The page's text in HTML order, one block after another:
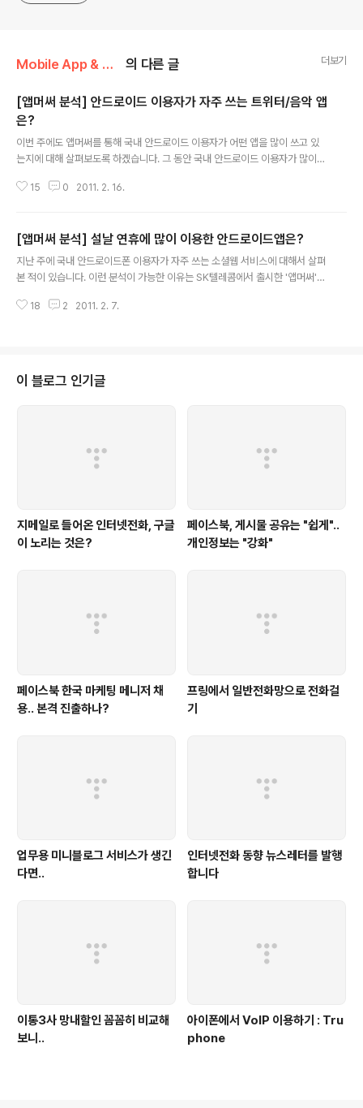
Mobile App & Web 의 다른 글 더보기
[앱머써 분석] 안드로이드 이용자가 자주 쓰는 트위터/음악 앱
은?
이번 주에도 앱머써를 통해 국내 안드로이드 이용자가 어떤 앱을 많이 쓰고 있
는지에 대해 살펴보도록 하겠습니다. 그 동안 국내 안드로이드 이용자가 많이
니다. 일단 얼마나 많은 분들이 앱머써를 이용하는지 살펴볼까요? 현재까지 8
이용할수록 국내 이용자가 어떤 안드로이드앱을 많이 이용하는지에 대한 신뢰
도가 높아집니다. [앱머써 앱 다운로드받기] 지난 주에 많이 이용한 안드로이드
앱은? 지난 주 이용순위를 살펴보면 상위 100위 안에 든 앱의 순위 변동이 거의
15 0 2011. 2. 16.
[앱머써 분석] 설날 연휴에 많이 이용한 안드로이드앱은?
지난 주에 국내 안드로이드폰 이용자가 자주 쓰는 소셜웹 서비스에 대해서 살펴
본 적이 있습니다. 이런 분석이 가능한 이유는 SK텔레콤에서 출시한 '앱머써'
변화가 있었을까요? 지난 번에 전해드렸듯이 앱머써를 다운로드받은 이용자가
명이었으니 한 주 동안 13,000명이 넘는 분이 다운로드를 하셨네요. 하루 평균
2,000다운로드씩 늘어나고 있는 추세입니다. 설연휴 동안 많이 이용한 앱은?
18 2 2011. 2. 7.
이 블로그 인기글
지메일로 들어온 인터넷전화, 구글
이 노리는 것은?
페이스북, 게시물 공유는 "쉽게"..
개인정보는 "강화"
페이스북 한국 마케팅 메니저 채
용.. 본격 진출하나?
프링에서 일반전화망으로 전화걸
기
업무용 미니블로그 서비스가 생긴
다면..
인터넷전화 동향 뉴스레터를 발행
합니다
이통3사 망내할인 꼼꼼히 비교해
보니..
아이폰에서 VoIP 이용하기 : Tru
phone